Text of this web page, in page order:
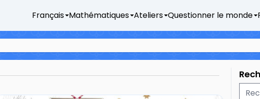
Français Mathématiques Ateliers Questionner le monde